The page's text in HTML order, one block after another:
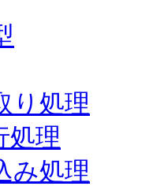
り処理
処理
み処理